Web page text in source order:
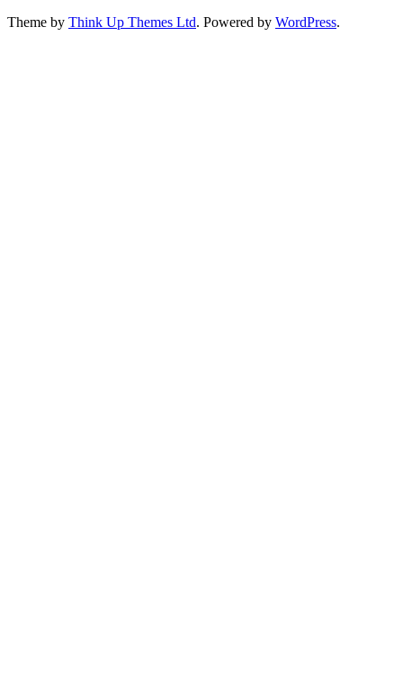
Theme by Think Up Themes Ltd. Powered by WordPress.